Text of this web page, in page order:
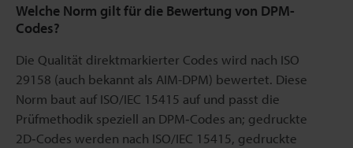
Welche Norm gilt für die Bewertung von DPM-
Codes?
Die Qualität direktmarkierter Codes wird nach ISO
29158 (auch bekannt als AIM-DPM) bewertet. Diese
Norm baut auf ISO/IEC 15415 auf und passt die
Prüfmethodik speziell an DPM‑Codes an; gedruckte
2D‑Codes werden nach ISO/IEC 15415, gedruckte